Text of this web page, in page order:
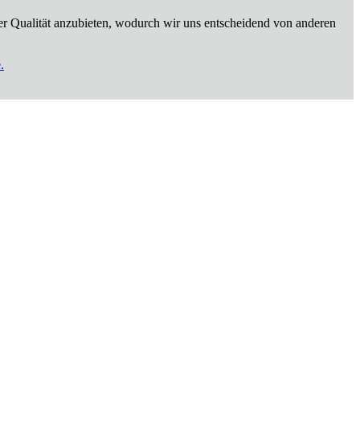
anzubieten, wodurch wir uns entscheidend von anderen